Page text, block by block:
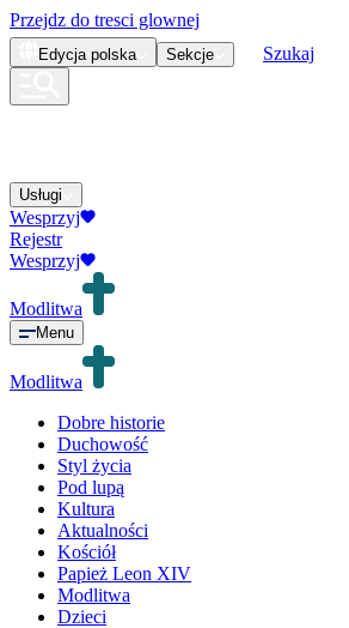
Przejdz do tresci glownej
Edycja polska Sekcje Szukaj
Usługi
Wesprzyj
Rejestr
Wesprzyj
Modlitwa
Menu
Modlitwa
Dobre historie
Duchowość
Styl życia
Pod lupą
Kultura
Aktualności
Kościół
Papież Leon XIV
Modlitwa
Dzieci